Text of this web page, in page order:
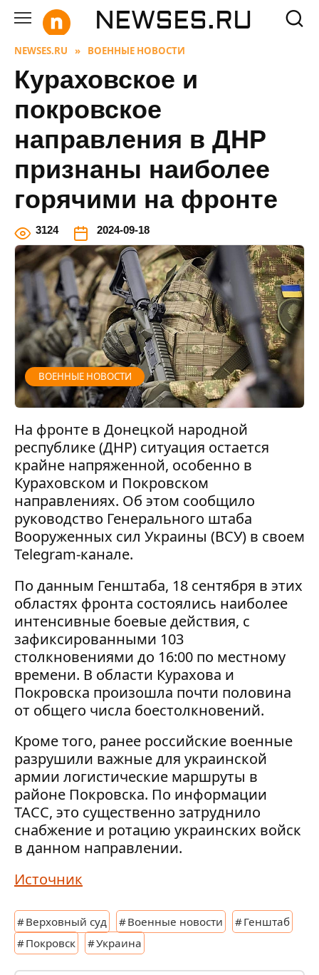
Перейти
содержанию
NEWSES.RU
NEWSES.RU » ВОЕННЫЕ НОВОСТИ
Кураховское и
покровское
направления в ДНР
признаны наиболее
горячими на фронте
3124 2024-09-18
ВОЕННЫЕ НОВОСТИ
На фронте в Донецкой народной
республике (ДНР) ситуация остается
крайне напряженной, особенно в
Кураховском и Покровском
направлениях. Об этом сообщило
руководство Генерального штаба
Вооруженных сил Украины (ВСУ) в своем
Telegram-канале.
По данным Генштаба, 18 сентября в этих
областях фронта состоялись наиболее
интенсивные боевые действия, с
зафиксированными 103
столкновениями до 16:00 по местному
времени. В области Курахова и
Покровска произошла почти половина
от общего числа боестолкновений.
Кроме того, ранее российские военные
разрушили важные для украинской
армии логистические маршруты в
районе Покровска. По информации
ТАСС, это существенно затруднило
снабжение и ротацию украинских войск
в данном направлении.
Источник
Верховный суд Военные новости
Генштаб
Покровск
Украина